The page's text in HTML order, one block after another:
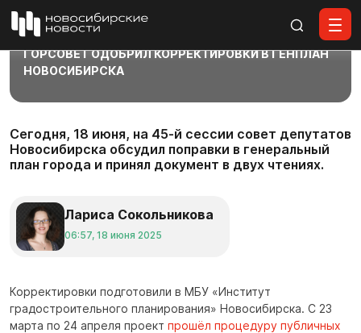
ГОРСОВЕТ ОДОБРИЛ КОРРЕКТИРОВКИ В ГЕНПЛАН
НОВОСИБИРСКА
Сегодня, 18 июня, на 45-й сессии совет депутатов
Новосибирска обсудил поправки в генеральный
план города и принял документ в двух чтениях.
Лариса Сокольникова
06:57, 18 июня 2025
Корректировки подготовили в МБУ «Институт
градостроительного планирования» Новосибирска. С 23
марта по 24 апреля проект прошёл процедуру публичных